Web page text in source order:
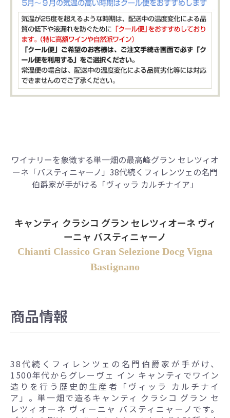
ワイナリーを象徴する単一畑の最高峰グラン セレツィオ
ーネ「バスティニャーノ」 38代続くフィレンツェの名門
伯爵家が手がける「ヴィッラ カルチナイア」
キャンティ クラシコ グラン セレツィオーネ ヴィ
ーニャ バスティニャーノ
Chianti Classico Gran Selezione Docg Vigna
Bastignano
商品情報
38代続くフィレンツェの名門伯爵家が手がけ、
1500年代からグレーヴェ イン キャンティでワイン
造りを行う歴史的生産者「ヴィッラ カルチナイ
ア」。単一畑で造るキャンティ クラシコ グラン セ
レツィオーネ ヴィーニャ バスティニャーノです。